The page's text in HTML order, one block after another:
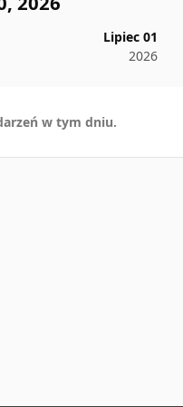
Lipiec 01
2026
w tym dniu.